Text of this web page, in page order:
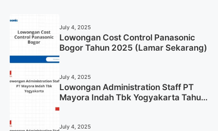
July 4, 2025
Lowongan Cost Control Panasonic
Bogor Tahun 2025 (Lamar Sekarang)
July 4, 2025
Lowongan Administration Staff PT
Mayora Indah Tbk Yogyakarta Tahun
July 4, 2025